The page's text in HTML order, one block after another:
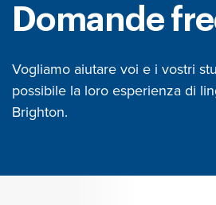
Domande
Vogliamo aiutare voi e i vostri
possibile la loro esperienza di
Brighton.